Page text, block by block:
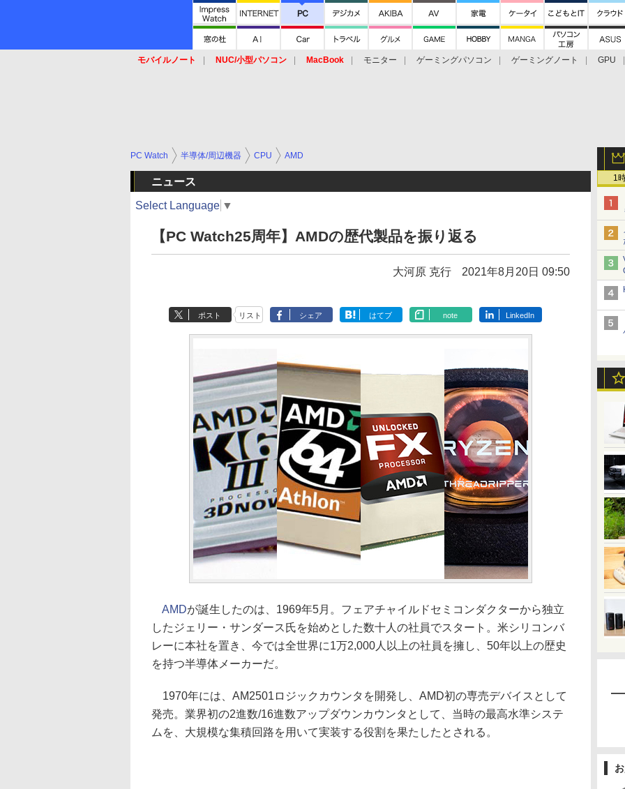
モバイルノート NUC/小型パソコン MacBook モニター ゲーミングパソコン ゲーミングノート
GPU
1
PC Watch 半導体/周辺機器 CPU AMD
ニュース
Select Language ▼
【PC Watch25周年】AMDの歴代製品を振り返る
大河原 克行 2021年8月20日 09:50
ポスト リスト シェア はてブ note LinkedIn
AMDが誕生したのは、1969年5月。フェアチャイルドセミコンダクターから独立
したジェリー・サンダース氏を始めとした数十人の社員でスタート。米シリコンバ
レーに本社を置き、今では全世界に1万2,000人以上の社員を擁し、50年以上の歴史
を持つ半導体メーカーだ。
1970年には、AM2501ロジックカウンタを開発し、AMD初の専売デバイスとして
発売。業界初の2進数/16進数アップダウンカウンタとして、当時の最高水準システ
ムを、大規模な集積回路を用いて実装する役割を果たしたとされる。